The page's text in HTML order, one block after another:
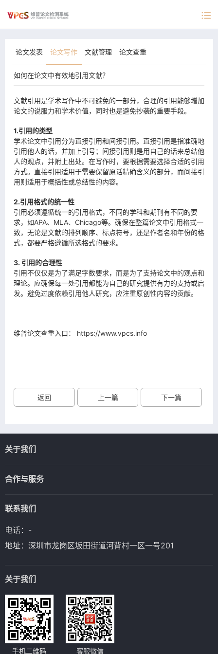
论文发表 论文写作 文献管理 论文查重
如何在论文中有效地引用文献？
文献引用是学术写作中不可避免的一部分，合理的引用能够增加
论文的说服力和学术价值，同时也是避免抄袭的重要手段。
1.引用的类型
学术论文中引用分为直接引用和间接引用。直接引用是指准确地
引用他人的话，并加上引号；间接引用则是用自己的话来总结他
人的观点，并附上出处。在写作时，要根据需要选择合适的引用
方式。直接引用适用于需要保留原话精确含义的部分，而间接引
用则适用于概括性或总结性的内容。
2.引用格式的统一性
引用必须遵循统一的引用格式，不同的学科和期刊有不同的要
求，如APA、MLA、Chicago等。确保在整篇论文中引用格式一
致，无论是文献的排列顺序、标点符号，还是作者名和年份的格
式，都要严格遵循所选格式的要求。
3. 引用的合理性
引用不仅仅是为了满足字数要求，而是为了支持论文中的观点和
理论。应确保每一处引用都能为自己的研究提供有力的支持或启
发。避免过度依赖引用他人研究，应注重原创性内容的贡献。
维普论文查重入口： https://www.vpcs.info
返回 上一篇 下一篇
关于我们
合作与服务
联系我们
电话：-
地址：深圳市龙岗区坂田街道河背村一区一号201
关于我们
手机二维码 客服微信